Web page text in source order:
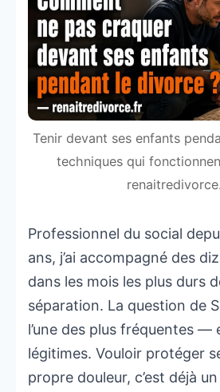
Tenir devant ses enfants
techniques qui
Professionnel du social
ans, j’ai accompagné des
dans les mois les plus durs
séparation. La question de
l’une des plus fréquentes —
légitimes. Vouloir protéger
propre douleur, c’est déjà